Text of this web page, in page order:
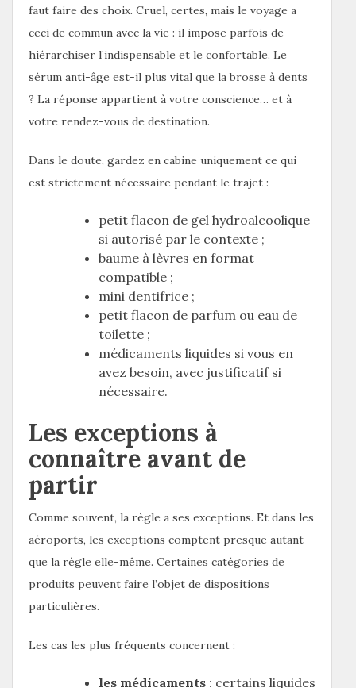
faut faire des choix. Cruel, certes, mais le voyage a
ceci de commun avec la vie : il impose parfois de
hiérarchiser l’indispensable et le confortable. Le
sérum anti-âge est-il plus vital que la brosse à dents
? La réponse appartient à votre conscience… et à
votre rendez-vous de destination.
Dans le doute, gardez en cabine uniquement ce qui
est strictement nécessaire pendant le trajet :
petit flacon de gel hydroalcoolique
si autorisé par le contexte ;
baume à lèvres en format
compatible ;
mini dentifrice ;
petit flacon de parfum ou eau de
toilette ;
médicaments liquides si vous en
avez besoin, avec justificatif si
nécessaire.
Les exceptions à
connaître avant de
partir
Comme souvent, la règle a ses exceptions. Et dans les
aéroports, les exceptions comptent presque autant
que la règle elle-même. Certaines catégories de
produits peuvent faire l’objet de dispositions
particulières.
Les cas les plus fréquents concernent :
les médicaments : certains liquides